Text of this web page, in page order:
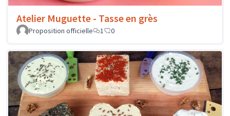
Atelier Muguette - Tasse en grès
Proposition officielle 1 0